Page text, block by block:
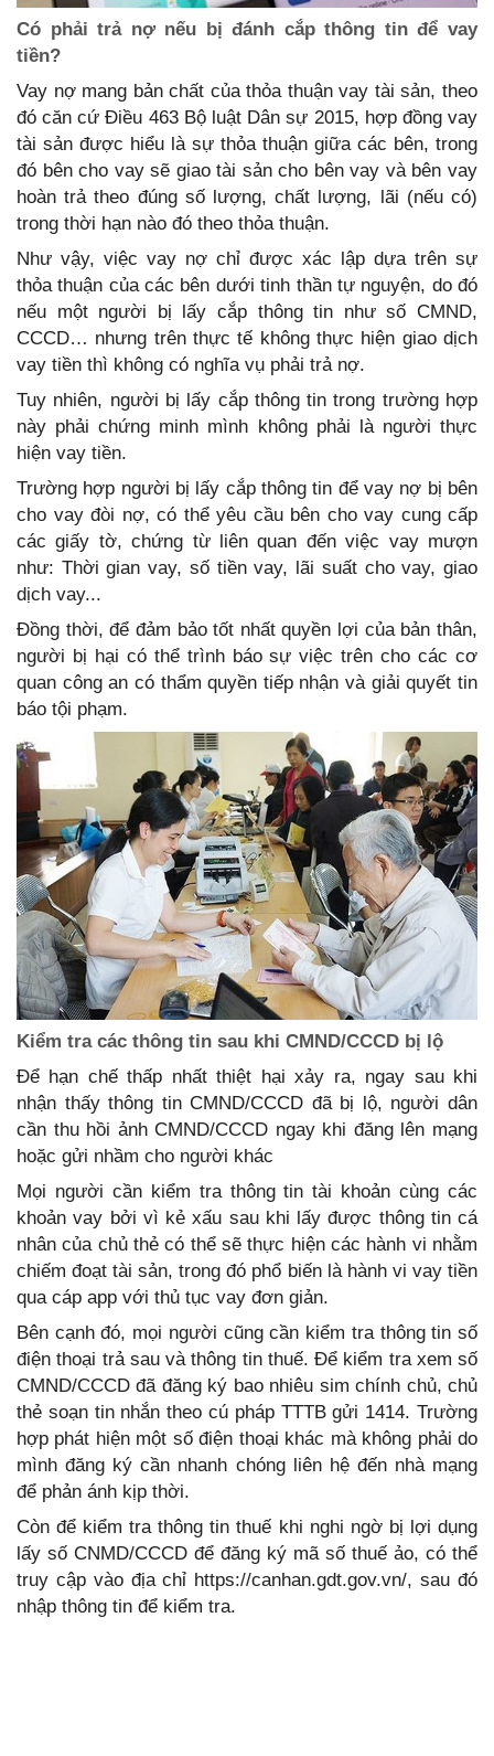
Có phải trả nợ nếu bị đánh cắp thông tin để vay
tiền?
Vay nợ mang bản chất của thỏa thuận vay tài sản, theo
đó căn cứ Điều 463 Bộ luật Dân sự 2015, hợp đồng vay
tài sản được hiểu là sự thỏa thuận giữa các bên, trong
đó bên cho vay sẽ giao tài sản cho bên vay và bên vay
hoàn trả theo đúng số lượng, chất lượng, lãi (nếu có)
trong thời hạn nào đó theo thỏa thuận.
Như vậy, việc vay nợ chỉ được xác lập dựa trên sự
thỏa thuận của các bên dưới tinh thần tự nguyện, do đó
nếu một người bị lấy cắp thông tin như số CMND,
CCCD… nhưng trên thực tế không thực hiện giao dịch
vay tiền thì không có nghĩa vụ phải trả nợ.
Tuy nhiên, người bị lấy cắp thông tin trong trường hợp
này phải chứng minh mình không phải là người thực
hiện vay tiền.
Trường hợp người bị lấy cắp thông tin để vay nợ bị bên
cho vay đòi nợ, có thể yêu cầu bên cho vay cung cấp
các giấy tờ, chứng từ liên quan đến việc vay mượn
như: Thời gian vay, số tiền vay, lãi suất cho vay, giao
dịch vay...
Đồng thời, để đảm bảo tốt nhất quyền lợi của bản thân,
người bị hại có thể trình báo sự việc trên cho các cơ
quan công an có thẩm quyền tiếp nhận và giải quyết tin
báo tội phạm.
Kiểm tra các thông tin sau khi CMND/CCCD bị lộ
Để hạn chế thấp nhất thiệt hại xảy ra, ngay sau khi
nhận thấy thông tin CMND/CCCD đã bị lộ, người dân
cần thu hồi ảnh CMND/CCCD ngay khi đăng lên mạng
hoặc gửi nhầm cho người khác
Mọi người cần kiểm tra thông tin tài khoản cùng các
khoản vay bởi vì kẻ xấu sau khi lấy được thông tin cá
nhân của chủ thẻ có thể sẽ thực hiện các hành vi nhằm
chiếm đoạt tài sản, trong đó phổ biến là hành vi vay tiền
qua cáp app với thủ tục vay đơn giản.
Bên cạnh đó, mọi người cũng cần kiểm tra thông tin số
điện thoại trả sau và thông tin thuế. Để kiểm tra xem số
CMND/CCCD đã đăng ký bao nhiêu sim chính chủ, chủ
thẻ soạn tin nhắn theo cú pháp TTTB gửi 1414. Trường
hợp phát hiện một số điện thoại khác mà không phải do
mình đăng ký cần nhanh chóng liên hệ đến nhà mạng
để phản ánh kịp thời.
Còn để kiểm tra thông tin thuế khi nghi ngờ bị lợi dụng
lấy số CNMD/CCCD để đăng ký mã số thuế ảo, có thể
truy cập vào địa chỉ https://canhan.gdt.gov.vn/, sau đó
nhập thông tin để kiểm tra.